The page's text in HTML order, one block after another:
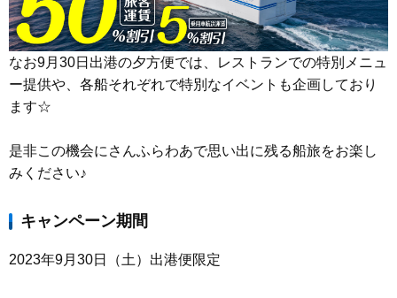
なお9月30日出港の夕方便では、レストランでの特別メニュ
ー提供や、各船それぞれで特別なイベントも企画しており
ます☆
是非この機会にさんふらわあで思い出に残る船旅をお楽し
みください♪
キャンペーン期間
2023年9月30日（土）出港便限定